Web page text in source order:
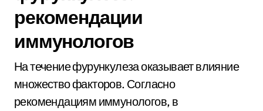
рекомендации
иммунологов
На течение фурункулеза оказывает влияние
множество факторов. Согласно
рекомендациям иммунологов, в